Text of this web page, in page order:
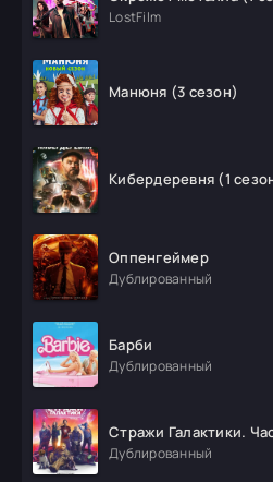
LostFilm
Манюня (3 сезон)
Кибердеревня (1
Оппенгеймер
Дублированный
Барби
Дублированный
Стражи Галактики.
Дублированный